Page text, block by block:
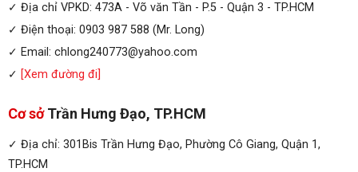
✓ Địa chỉ VPKD: 473A - Võ văn Tần - P.5 - Quận 3 - TP.HCM
✓ Điện thoại: 0903 987 588 (Mr. Long)
✓ Email: chlong240773@yahoo.com
✓ [Xem đường đi]
Cơ sởTrần Hưng Đạo, TP.HCM
✓ Địa chỉ: 301Bis Trần Hưng Đạo, Phường Cô Giang, Quận 1,
TP.HCM